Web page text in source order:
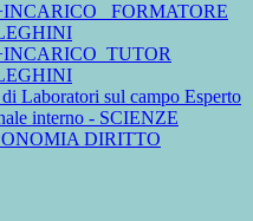
FORMATORE
Laboratori sul campo Esperto
interno - SCIENZE
DIRITTO